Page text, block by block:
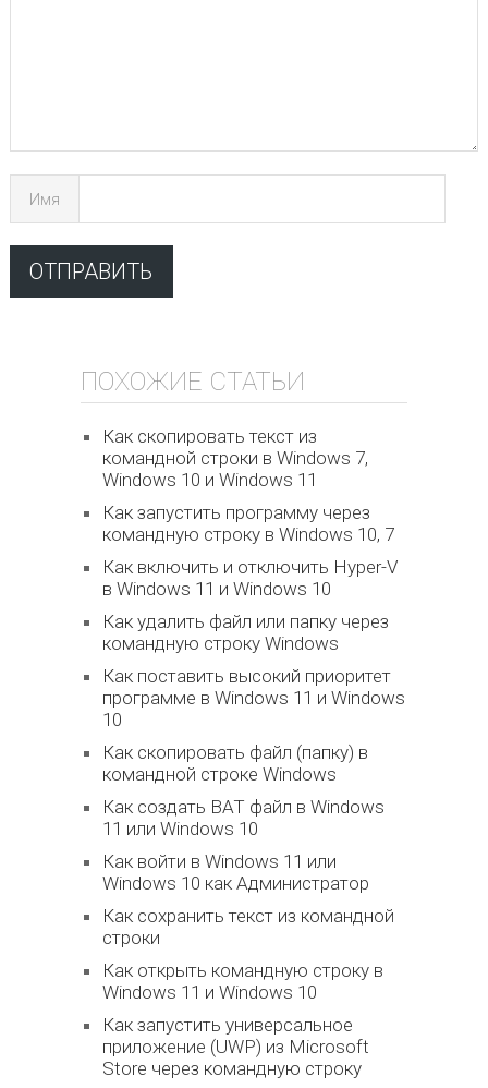
Имя
ПОХОЖИЕ СТАТЬИ
Как скопировать текст из
командной строки в Windows 7,
Windows 10 и Windows 11
Как запустить программу через
командную строку в Windows 10, 7
Как включить и отключить Hyper-V
в Windows 11 и Windows 10
Как удалить файл или папку через
командную строку Windows
Как поставить высокий приоритет
программе в Windows 11 и Windows
10
Как скопировать файл (папку) в
командной строке Windows
Как создать BAT файл в Windows
11 или Windows 10
Как войти в Windows 11 или
Windows 10 как Администратор
Как сохранить текст из командной
строки
Как открыть командную строку в
Windows 11 и Windows 10
Как запустить универсальное
приложение (UWP) из Microsoft
Store через командную строку